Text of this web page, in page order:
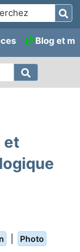
Blog et
et
Photo